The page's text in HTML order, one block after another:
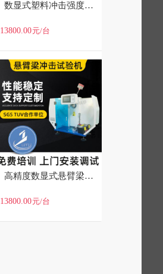
数显式塑料冲击强度缺口摆锤冲击硬度韧性试验机简支梁冲击试验机
13800.00元/台
高精度数显式悬臂梁缺口摆锤冲击硬度带防护罩式悬臂梁冲击试验机
13800.00元/台